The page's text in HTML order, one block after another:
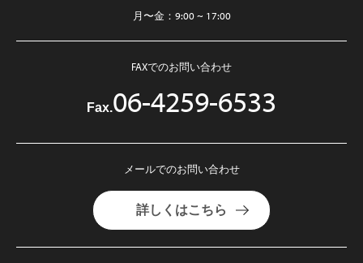
月〜金：9:00 ~ 17:00
FAXでのお問い合わせ
Fax.06-4259-6533
メールでのお問い合わせ
詳しくはこちら